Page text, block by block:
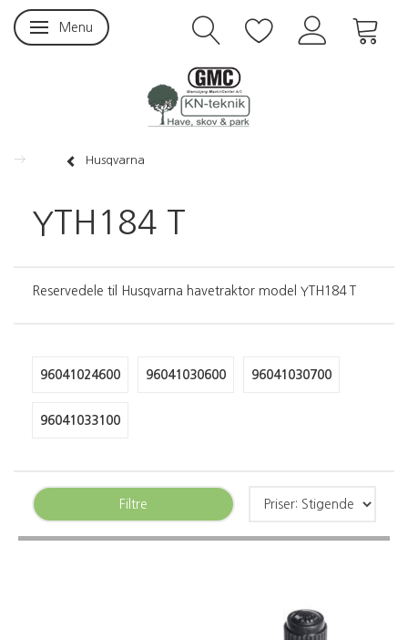
Skifte navigation
Menu
Husqvarna
YTH184 T
Reservedele til Husqvarna havetraktor model YTH184 T
96041024600 96041030600 96041030700
96041033100
Filtre